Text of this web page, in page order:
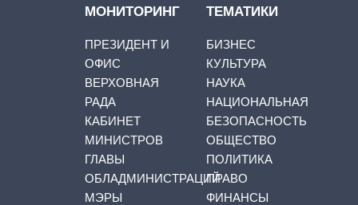
МОНИТОРИНГ
ПРЕЗИДЕНТ И
ОФИС
ВЕРХОВНАЯ
РАДА
КАБИНЕТ
МИНИСТРОВ
ГЛАВЫ
ОБЛАДМИНИСТРАЦИЙ
МЭРЫ
ТЕМАТИКИ
БИЗНЕС
КУЛЬТУРА
НАУКА
НАЦИОНАЛЬНАЯ
БЕЗОПАСНОСТЬ
ОБЩЕСТВО
ПОЛИТИКА
ПРАВО
ФИНАНСЫ